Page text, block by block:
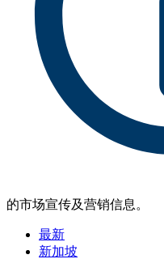
的市场宣传及营销信息。
最新
新加坡